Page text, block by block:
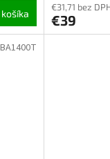
€31,71 bez
€39